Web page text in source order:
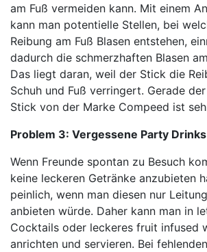
am Fuß vermeiden kann. Mit einem
kann man potentielle Stellen, bei
Reibung am Fuß Blasen entstehen,
dadurch die schmerzhaften Blasen
Das liegt daran, weil der Stick die
Schuh und Fuß verringert. Gerade
Stick von der Marke Compeed ist
Problem 3: Vergessene Party Drinks
Wenn Freunde spontan zu Besuch
keine leckeren Getränke anzubieten
peinlich, wenn man diesen nur
anbieten würde. Daher kann man in
Cocktails oder leckeres fruit infused
anrichten und servieren. Bei